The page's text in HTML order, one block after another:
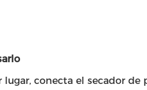
lugar, conecta el secador de